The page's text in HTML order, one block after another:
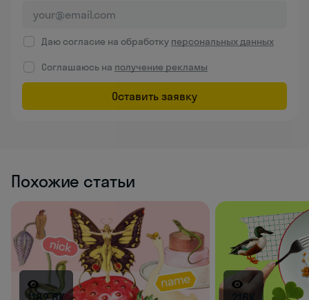
Даю согласие на обработку персональных данных
Соглашаюсь на получение рекламы
Оставить заявку
Похожие статьи